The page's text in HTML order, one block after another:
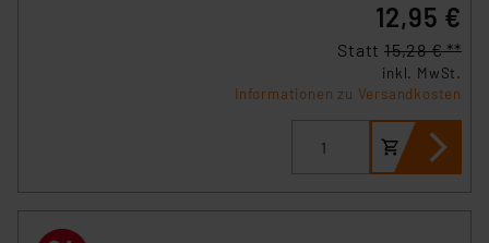
12,95 €
Statt 15,28 € **
inkl. MwSt.
Informationen zu Versandkosten